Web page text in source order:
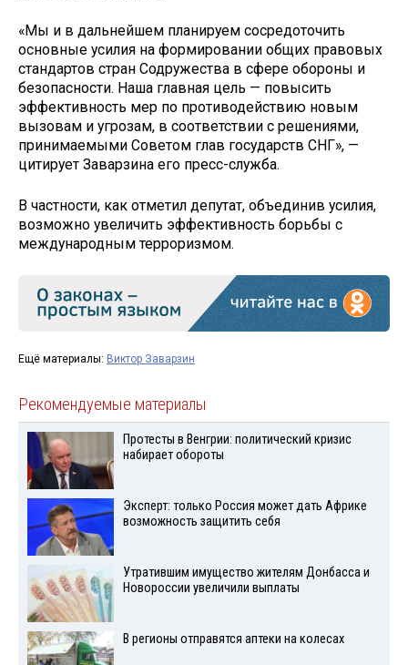
«Мы и в дальнейшем планируем сосредоточить
основные усилия на формировании общих правовых
стандартов стран Содружества в сфере обороны и
безопасности. Наша главная цель — повысить
эффективность мер по противодействию новым
вызовам и угрозам, в соответствии с решениями,
принимаемыми Советом глав государств СНГ», —
цитирует Заварзина его пресс-служба.
В частности, как отметил депутат, объединив усилия,
возможно увеличить эффективность борьбы с
международным терроризмом.
Ещё материалы: Виктор Заварзин
Рекомендуемые материалы
Протесты в Венгрии: политический кризис
набирает обороты
Эксперт: только Россия может дать Африке
возможность защитить себя
Утратившим имущество жителям Донбасса и
Новороссии увеличили выплаты
В регионы отправятся аптеки на колесах